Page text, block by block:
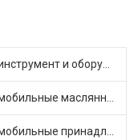
Автоинструмент и оборудование (3)
Автомобильные маслянные насосы (4)
Автомобильные принадлежности и аксессуары (4)